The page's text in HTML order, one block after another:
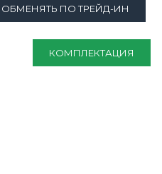
КОМПЛЕКТАЦИЯ
ОБМЕНЯТЬ ПО ТРЕЙД-ИН